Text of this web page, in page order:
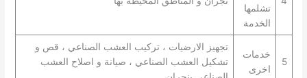
تشلمها
الخدمة
5
خدمات
اخرى
تجهيز الارضيات ، تركيب العشب الصناعي ، قص و
تشكيل العشب الصناعي ، صيانة و اصلاح العشب